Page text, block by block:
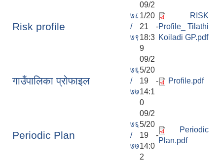
Risk profile
७८
/
७९
09/2
1/20
21 -
18:3
9
RISK
Profile_ Tilathi
Koiladi GP.pdf
गाउँपालिका प्रोफाइल
७६
/
७७
09/2
5/20
19 -
14:1
0
Profile.pdf
Periodic Plan
७६
/
७७
09/2
5/20
19 -
14:0
2
Periodic
Plan.pdf